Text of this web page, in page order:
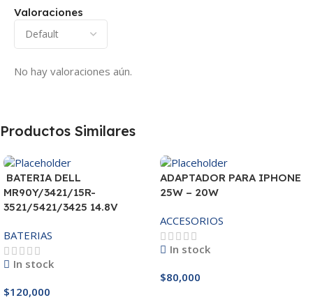
Valoraciones
No hay valoraciones aún.
Productos Similares
BATERIA DELL
MR90Y/3421/15R-
3521/5421/3425 14.8V
BATERIAS
In stock
$120,000
ADAPTADOR PARA IPHONE
25W – 20W
ACCESORIOS
In stock
$80,000